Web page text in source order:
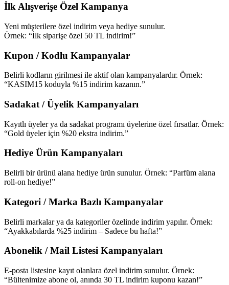
İlk Alışverişe Özel Kampanya
Yeni müşterilere özel indirim veya hediye sunulur.
Örnek: “İlk siparişe özel 50 TL indirim!”
Kupon / Kodlu Kampanyalar
Belirli kodların girilmesi ile aktif olan kampanyalardır. Örnek:
“KASIM15 koduyla %15 indirim kazanın.”
Sadakat / Üyelik Kampanyaları
Kayıtlı üyeler ya da sadakat programı üyelerine özel fırsatlar. Örnek:
“Gold üyeler için %20 ekstra indirim.”
Hediye Ürün Kampanyaları
Belirli bir ürünü alana hediye ürün sunulur. Örnek: “Parfüm alana
roll-on hediye!”
Kategori / Marka Bazlı Kampanyalar
Belirli markalar ya da kategoriler özelinde indirim yapılır. Örnek:
“Ayakkabılarda %25 indirim – Sadece bu hafta!”
Abonelik / Mail Listesi Kampanyaları
E-posta listesine kayıt olanlara özel indirim sunulur. Örnek:
“Bültenimize abone ol, anında 30 TL indirim kuponu kazan!”